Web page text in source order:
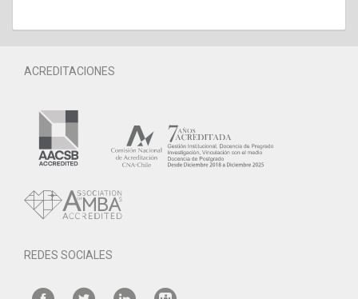
ACREDITACIONES
REDES SOCIALES